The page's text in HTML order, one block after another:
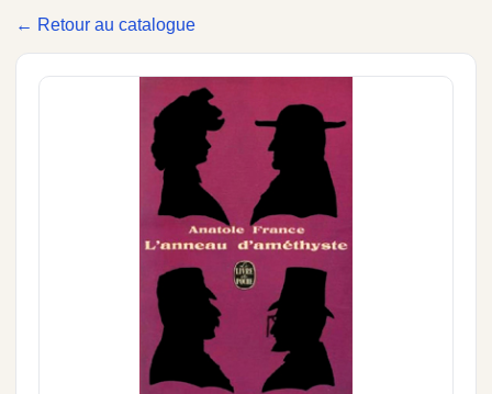
← Retour au catalogue